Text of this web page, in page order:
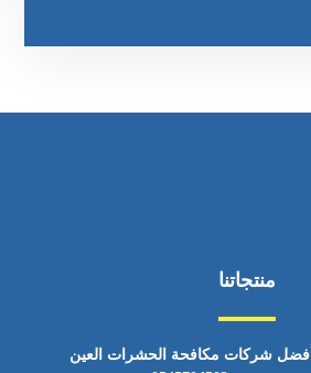
منتجاتنا
أفضل شركات مكافحة الحشرات العين